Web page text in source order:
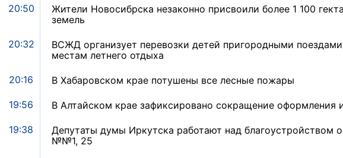
Под Новосибирском в
субботу открылся
В Иркутске готовят к
открытию новую детскую
Игорь Кобзев принял
20:50
Жители Новосибрска незаконно присвоили более 1 100
земель
20:32
ВСЖД организует перевозки детей пригородными
местам летнего отдыха
20:16 В Хабаровском крае потушены все лесные пожары
19:56 В Алтайском крае зафиксировано сокращение оформления
19:38
Депутаты думы Иркутска работают над благоустройством
№№1, 25